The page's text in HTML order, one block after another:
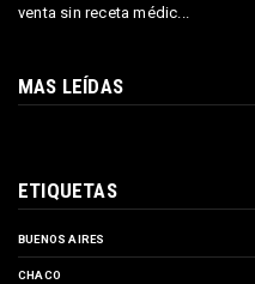
venta sin receta médic...
MAS LEÍDAS
ETIQUETAS
BUENOS AIRES
CHACO